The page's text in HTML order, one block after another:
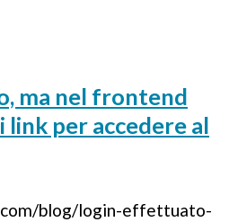
ma nel frontend
link per accedere al
blog/login-effettuato-